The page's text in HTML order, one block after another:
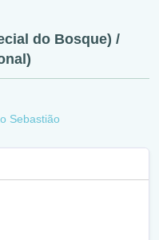
do Bosque) /
Sebastião